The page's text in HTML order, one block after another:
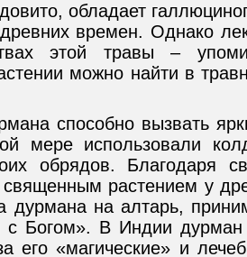
обладает
времен. Однако
этой травы –
можно найти в
способно вызвать
мере использовали
обрядов. Благодаря
священным растением у
дурмана на алтарь,
с Богом». В Индии
его «магические» и